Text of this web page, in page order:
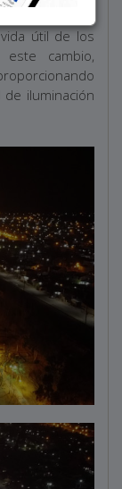
útil de los
cambio,
iluminación